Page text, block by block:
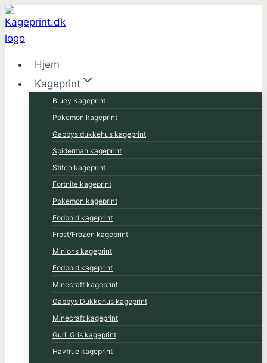
Fortsæt
til
indhold
Hjem
Kageprint
Bluey Kageprint
Pokemon kageprint
Gabbys dukkehus kageprint
Spiderman kageprint
Stitch kageprint
Fortnite kageprint
Pokemon kageprint
Fodbold kageprint
Frost/Frozen kageprint
Minions kageprint
Fodbold kageprint
Minecraft kageprint
Gabbys Dukkehus kageprint
Minecraft kageprint
Gurli Gris kageprint
Havfrue kageprint